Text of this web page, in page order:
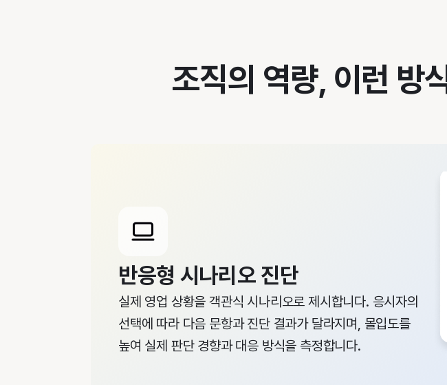
조직의 역량, 이런 방
반응형 시나리오 진단
실제 영업 상황을 객관식 시나리오로 제시합니다. 응시자의
선택에 따라 다음 문항과 진단 결과가 달라지며, 몰입도를
높여 실제 판단 경향과 대응 방식을 측정합니다.